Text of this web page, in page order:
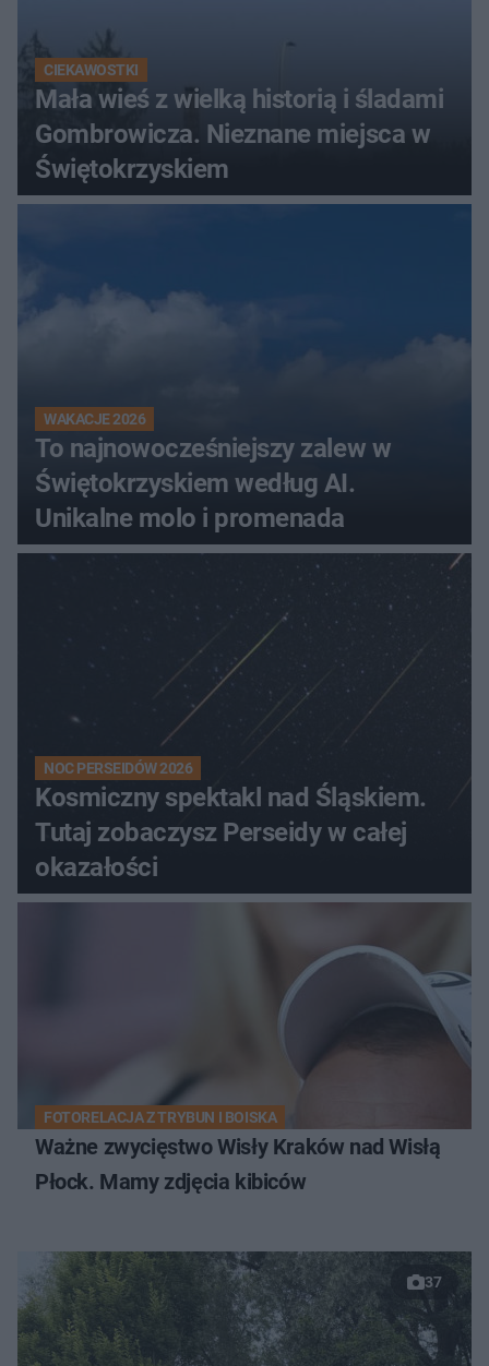
CIEKAWOSTKI
Mała wieś z wielką historią i śladami
Gombrowicza. Nieznane miejsca w
Świętokrzyskiem
WAKACJE 2026
To najnowocześniejszy zalew w
Świętokrzyskiem według AI.
Unikalne molo i promenada
NOC PERSEIDÓW 2026
Kosmiczny spektakl nad Śląskiem.
Tutaj zobaczysz Perseidy w całej
okazałości
FOTORELACJA Z TRYBUN I BOISKA
Ważne zwycięstwo Wisły Kraków nad Wisłą
Płock. Mamy zdjęcia kibiców
37